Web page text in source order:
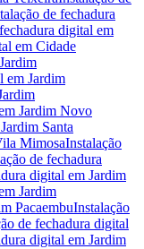
de fechadura
digital em
em Cidade
Jardim
em Jardim
Jardim Novo
Jardim Santa
MimosaInstalação
de fechadura
digital em Jardim
Jardim
PacaembuInstalação
de fechadura digital
digital em Jardim